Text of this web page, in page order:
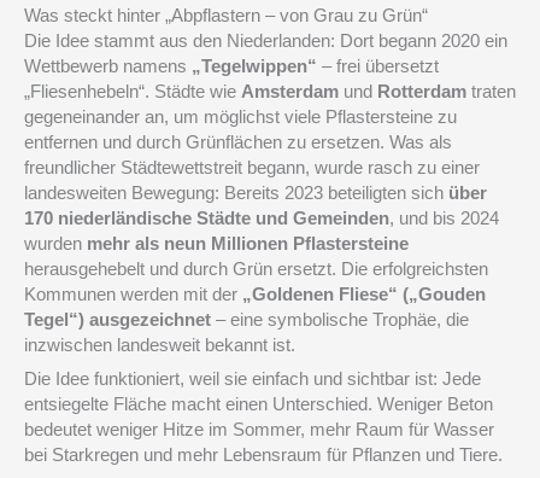
Was steckt hinter „Abpflastern – von Grau zu Grün“
Die Idee stammt aus den Niederlanden: Dort begann 2020 ein
Wettbewerb namens „Tegelwippen“ – frei übersetzt
„Fliesenhebeln“. Städte wie Amsterdam und Rotterdam traten
gegeneinander an, um möglichst viele Pflastersteine zu
entfernen und durch Grünflächen zu ersetzen. Was als
freundlicher Städtewettstreit begann, wurde rasch zu einer
landesweiten Bewegung: Bereits 2023 beteiligten sich über
170 niederländische Städte und Gemeinden, und bis 2024
wurden mehr als neun Millionen Pflastersteine
herausgehebelt und durch Grün ersetzt. Die erfolgreichsten
Kommunen werden mit der „Goldenen Fliese“ („Gouden
Tegel“) ausgezeichnet – eine symbolische Trophäe, die
inzwischen landesweit bekannt ist.
Die Idee funktioniert, weil sie einfach und sichtbar ist: Jede
entsiegelte Fläche macht einen Unterschied. Weniger Beton
bedeutet weniger Hitze im Sommer, mehr Raum für Wasser
bei Starkregen und mehr Lebensraum für Pflanzen und Tiere.